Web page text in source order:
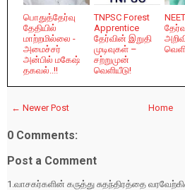
பொதுத்தேர்வு
தேதியில்
மாற்றமில்லை -
அமைச்சர்
அன்பில் மகேஷ்
தகவல்..!!
TNPSC Forest
Apprentice
தேர்வின் இறுதி
முடிவுகள் –
சற்றுமுன்
வெளியீடு!
← Newer Post Home
0 Comments:
Post a Comment
1.வாசகர்களின் கருத்து சுதந்திரத்தை